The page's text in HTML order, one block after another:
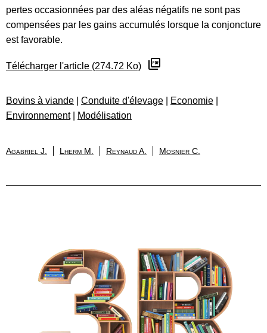
pertes occasionnées par des aléas négatifs ne sont pas
compensées par les gains accumulés lorsque la conjoncture
est favorable.
Télécharger l'article (274.72 Ko)
Bovins à viande Conduite d'élevage Economie
Environnement| Modélisation
Agabriel J. Lherm M. Reynaud A. Mosnier C.